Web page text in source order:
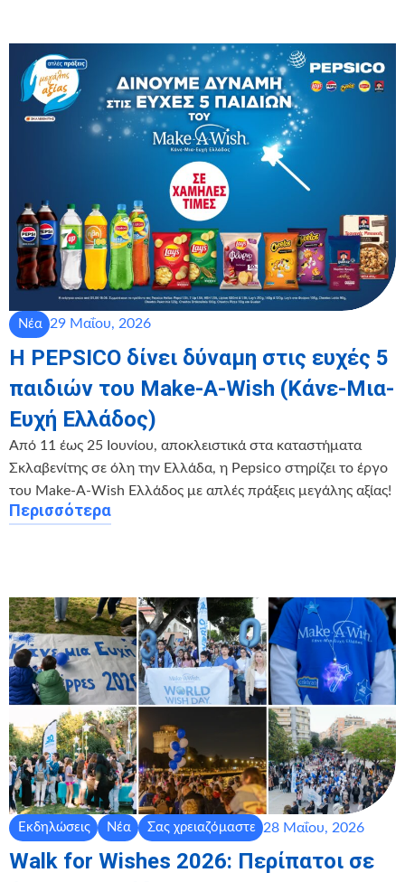
Νέα 29 Μαΐου, 2026
Η PEPSICO δίνει δύναμη στις ευχές 5
παιδιών του Make-A-Wish (Κάνε-Μια-
Ευχή Ελλάδος)
Από 11 έως 25 Ιουνίου, αποκλειστικά στα καταστήματα
Σκλαβενίτης σε όλη την Ελλάδα, η Pepsico στηρίζει το έργο
του Make-A-Wish Ελλάδος με απλές πράξεις μεγάλης αξίας!
Περισσότερα
Εκδηλώσεις Νέα Σας χρειαζόμαστε 28 Μαΐου, 2026
Walk for Wishes 2026: Περίπατοι σε